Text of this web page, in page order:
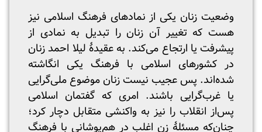
وضعیت زنان یکی از نمادهای فرهنگ اسلامی نیز
هست که تغییر آن زنان را تبدیل به نمادی از
پیشرفت یا ارتجاع می‌کند. به عقیدۀ لیلا احمد زنان
در کشورهای اسلامی با فرهنگ یکی انگاشته
شده‌اند. پس عجیب نیست زنان موضوع ملی‌گرایی
یا غرب‌گرایی باشند. امری که گفتمان اسلامی
پس‌از انقلاب را نیز به واکنشی متقابل دچار کرد؛
چنان‌که مسئلۀ زن اغلب در هم‌پوشانی با فرهنگ